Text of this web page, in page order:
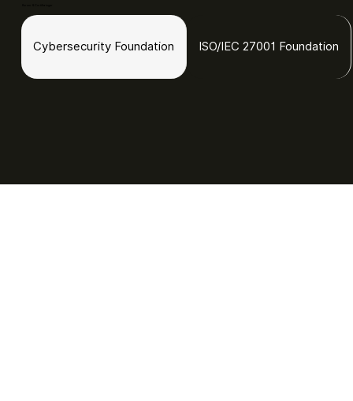
Cybersecurity Foundation ISO/IEC 27001 Foundation